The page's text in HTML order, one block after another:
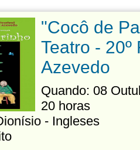
"Cocô de
Teatro -
Azevedo
Quando: 08
20 horas
- Ingleses